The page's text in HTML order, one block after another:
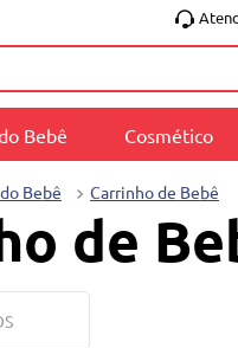
Bebê Cosmético
Bebê Carrinho de Bebê
de